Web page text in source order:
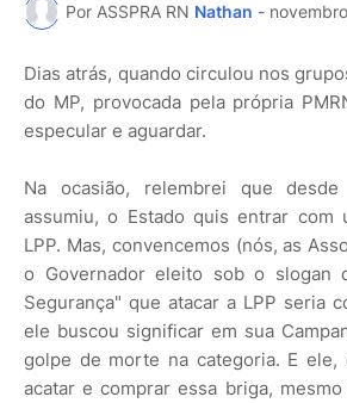
Por ASSPRA RN Nathan -
Dias atrás, quando circulou nos
do MP, provocada pela própria
especular e aguardar.
Na ocasião, relembrei que desde
assumiu, o Estado quis entrar com
LPP. Mas, convencemos (nós, as
o Governador eleito sob o slogan
Segurança" que atacar a LPP seria
ele buscou significar em sua
golpe de morte na categoria. E ele,
acatar e comprar essa briga,